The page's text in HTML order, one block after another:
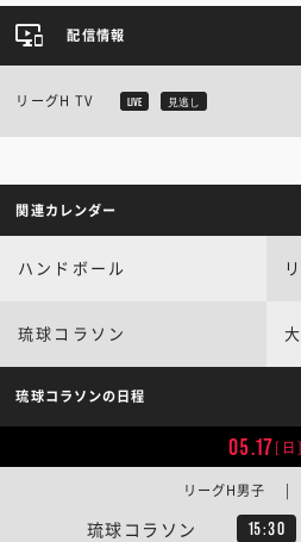
配信情報
リーグH TV LIVE 見逃し
関連カレンダー
ハンドボール
琉球コラソン
琉球コラソンの日程
05.17[日]
琉球コラソン 15:30
リーグH男子 |